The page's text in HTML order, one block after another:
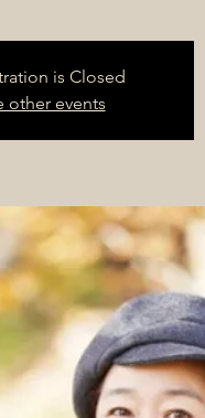
is Closed
other events